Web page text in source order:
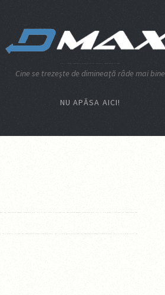
Cine se trezeşte de dimineaţă râde mai bine
NU APĂSA AICI!